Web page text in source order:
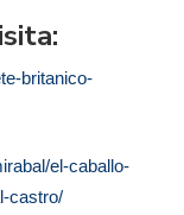
britanico-
el-caballo-
castro/